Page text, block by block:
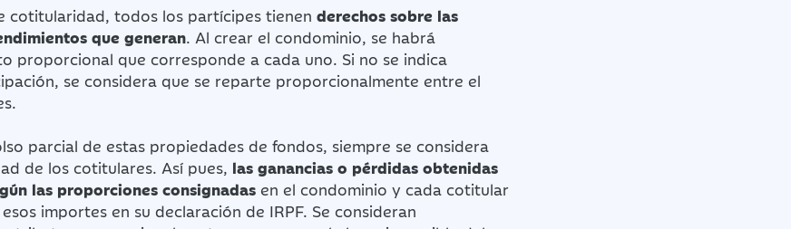
cotitularidad, todos los partícipes tienen derechos sobre las
que generan. Al crear el condominio, se habrá
proporcional que corresponde a cada uno. Si no se indica
se considera que se reparte proporcionalmente entre el
parcial de estas propiedades de fondos, siempre se considera
de los cotitulares. Así pues, las ganancias o pérdidas obtenidas
las proporciones consignadas en el condominio y cada cotitular
importes en su declaración de IRPF. Se consideran